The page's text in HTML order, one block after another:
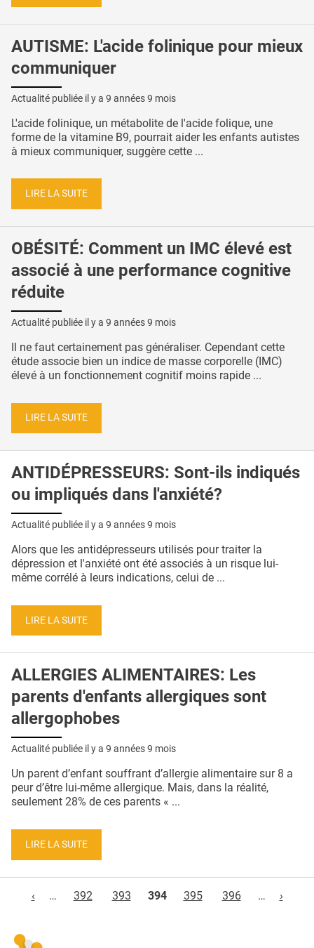
AUTISME: L'acide folinique pour mieux
communiquer
Actualité publiée il y a 9 années 9 mois
L'acide folinique, un métabolite de l'acide folique, une
forme de la vitamine B9, pourrait aider les enfants autistes
à mieux communiquer, suggère cette ...
LIRE LA SUITE
OBÉSITÉ: Comment un IMC élevé est
associé à une performance cognitive
réduite
Actualité publiée il y a 9 années 9 mois
Il ne faut certainement pas généraliser. Cependant cette
étude associe bien un indice de masse corporelle (IMC)
élevé à un fonctionnement cognitif moins rapide ...
LIRE LA SUITE
ANTIDÉPRESSEURS: Sont-ils indiqués
ou impliqués dans l'anxiété?
Actualité publiée il y a 9 années 9 mois
Alors que les antidépresseurs utilisés pour traiter la
dépression et l'anxiété ont été associés à un risque lui-
même corrélé à leurs indications, celui de ...
LIRE LA SUITE
ALLERGIES ALIMENTAIRES: Les
parents d'enfants allergiques sont
allergophobes
Actualité publiée il y a 9 années 9 mois
Un parent d’enfant souffrant d’allergie alimentaire sur 8 a
peur d’être lui-même allergique. Mais, dans la réalité,
seulement 28% de ces parents « ...
LIRE LA SUITE
‹
… 392 393 394 395 396 … ›